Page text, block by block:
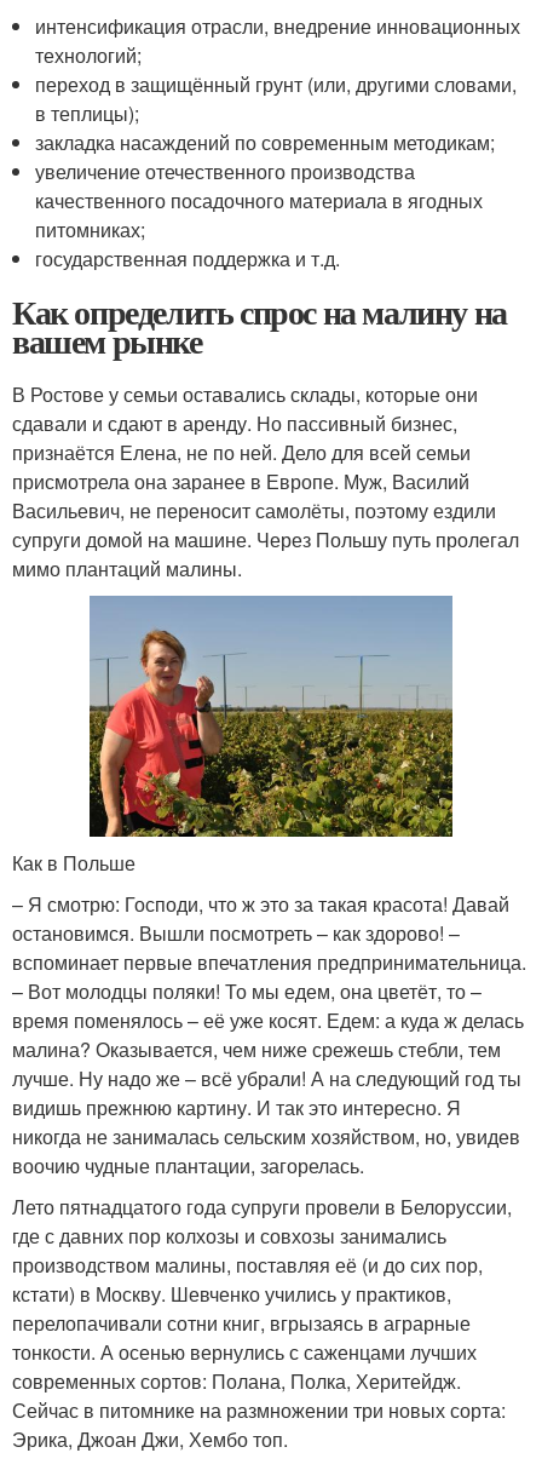
интенсификация отрасли, внедрение инновационных
технологий;
переход в защищённый грунт (или, другими словами,
в теплицы);
закладка насаждений по современным методикам;
увеличение отечественного производства
качественного посадочного материала в ягодных
питомниках;
государственная поддержка и т.д.
Как определить спрос на малину на
вашем рынке
В Ростове у семьи оставались склады, которые они
сдавали и сдают в аренду. Но пассивный бизнес,
признаётся Елена, не по ней. Дело для всей семьи
присмотрела она заранее в Европе. Муж, Василий
Васильевич, не переносит самолёты, поэтому ездили
супруги домой на машине. Через Польшу путь пролегал
мимо плантаций малины.
Как в Польше
– Я смотрю: Господи, что ж это за такая красота! Давай
остановимся. Вышли посмотреть – как здорово! –
вспоминает первые впечатления предпринимательница.
– Вот молодцы поляки! То мы едем, она цветёт, то –
время поменялось – её уже косят. Едем: а куда ж делась
малина? Оказывается, чем ниже срежешь стебли, тем
лучше. Ну надо же – всё убрали! А на следую­щий год ты
видишь прежнюю картину. И так это интересно. Я
никогда не занималась сельским хозяйством, но, увидев
воочию чудные плантации, загорелась.
Лето пятнадцатого года супруги провели в Белоруссии,
где с давних пор колхозы и совхозы занимались
производством малины, поставляя её (и до сих пор,
кстати) в Москву. Шевченко учились у практиков,
перелопачивали сотни книг, вгрызаясь в аграрные
тонкости. А осенью вернулись с саженцами лучших
современных сортов: Полана, Полка, Херитейдж.
Сейчас в питомнике на размножении три новых сорта:
Эрика, Джоан Джи, Хембо топ.